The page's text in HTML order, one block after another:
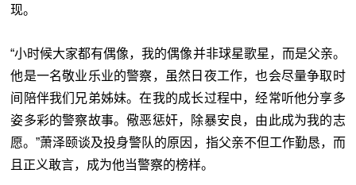
现。
“小时候大家都有偶像，我的偶像并非球星歌星，而是父亲。
他是一名敬业乐业的警察，虽然日夜工作，也会尽量争取时
间陪伴我们兄弟姊妹。在我的成长过程中，经常听他分享多
姿多彩的警察故事。儆恶惩奸，除暴安良，由此成为我的志
愿。”萧泽颐谈及投身警队的原因，指父亲不但工作勤恳，而
且正义敢言，成为他当警察的榜样。